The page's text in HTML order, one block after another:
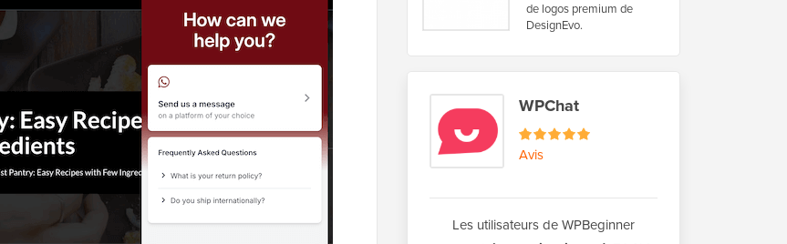
de logos premium de
DesignEvo.
WPChat
Avis
Les utilisateurs de WPBeginner